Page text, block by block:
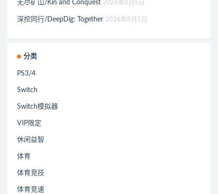
无尽矿山/Kin and Conquest 2026年8月5日
深挖同行/DeepDig: Together 2026年8月5日
分类
PS3/4
Switch
Switch模拟器
VIP限定
休闲益智
体育
体育竞技
体育竞速